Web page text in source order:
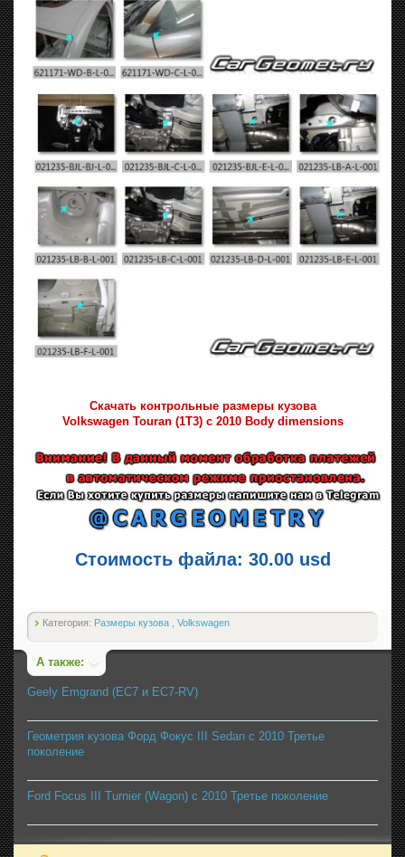
Скачать контрольные размеры кузова
Volkswagen Touran (1T3) с 2010 Body dimensions
Стоимость файла: 30.00 usd
Категория: Размеры кузова Volkswagen
А также:
Geely Emgrand (EC7 и EC7-RV)
Геометрия кузова Форд Фокус III Sedan с 2010 Третье
поколение
Ford Focus III Turnier (Wagon) с 2010 Третье поколение